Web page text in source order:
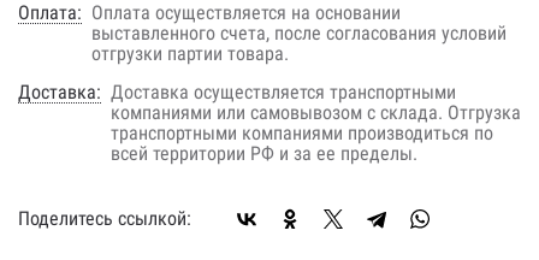
Оплата: Оплата осуществляется на основании
выставленного счета, после согласования условий
отгрузки партии товара.
Доставка: Доставка осуществляется транспортными
компаниями или самовывозом с склада. Отгрузка
транспортными компаниями производиться по
всей территории РФ и за ее пределы.
Поделитесь ссылкой: